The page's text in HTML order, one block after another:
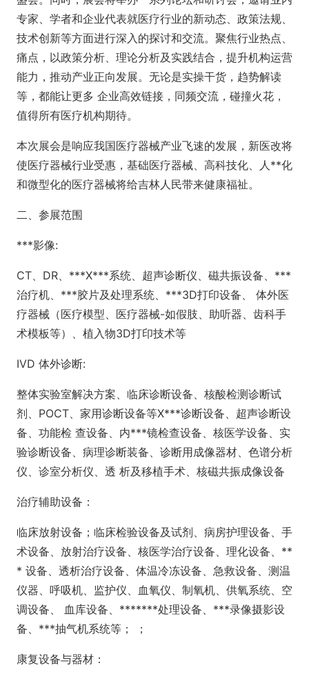
专家、学者和企业代表就医疗行业的新动态、政策法规、
技术创新等方面进行深入的探讨和交流。聚焦行业热点、
痛点，以政策分析、理论分析及实践结合，提升机构运营
能力，推动产业正向发展。无论是实操干货，趋势解读
等，都能让更多 企业高效链接，同频交流，碰撞火花，
值得所有医疗机构期待。
本次展会是响应我国医疗器械产业飞速的发展，新医改将
使医疗器械行业受惠，基础医疗器械、高科技化、人**化
和微型化的医疗器械将给吉林人民带来健康福祉。
二、参展范围
***影像:
CT、DR、***X***系统、超声诊断仪、磁共振设备、***
治疗机、***胶片及处理系统、***3D打印设备、 体外医
疗器械（医疗模型、医疗器械-如假肢、助听器、齿科手
术模板等）、植入物3D打印技术等
IVD 体外诊断:
整体实验室解决方案、临床诊断设备、核酸检测诊断试
剂、POCT、家用诊断设备等X***诊断设备、超声诊断设
备、功能检 查设备、内***镜检查设备、核医学设备、实
验诊断设备、病理诊断装备、诊断用成像器材、色谱分析
仪、诊室分析仪、透 析及移植手术、核磁共振成像设备
治疗辅助设备：
临床放射设备；临床检验设备及试剂、病房护理设备、手
术设备、放射治疗设备、核医学治疗设备、理化设备、**
* 设备、透析治疗设备、体温冷冻设备、急救设备、测温
仪器、呼吸机、监护仪、血氧仪、制氧机、供氧系统、空
调设备、 血库设备、*******处理设备、***录像摄影设
备、***抽气机系统等； ；
康复设备与器材：